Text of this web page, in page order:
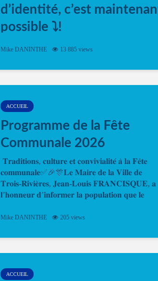
d’identité, c’est
possible ⤵️!
Désormais, il est possible de prendre rendez-
Mike DANINTHE 13 885 views
ACCUEIL
Programme de la Fête
Communale 2026
𝐓𝐫𝐚𝐝𝐢𝐭𝐢𝐨𝐧𝐬, 𝐜𝐮𝐥𝐭𝐮𝐫𝐞 𝐞𝐭 𝐜𝐨𝐧𝐯𝐢𝐯𝐢𝐚𝐥𝐢𝐭𝐞́ 𝐚̀ 𝐥𝐚 𝐅𝐞̂𝐭𝐞
𝐜𝐨𝐦𝐦𝐮𝐧𝐚𝐥𝐞✅🎉🎊𝐋𝐞 𝐌𝐚𝐢𝐫𝐞 𝐝𝐞 𝐥𝐚 𝐕𝐢𝐥𝐥𝐞 𝐝𝐞
𝐓𝐫𝐨𝐢𝐬-𝐑𝐢𝐯𝐢𝐞̀𝐫𝐞𝐬, 𝐉𝐞𝐚𝐧-𝐋𝐨𝐮𝐢𝐬 𝐅𝐑𝐀𝐍𝐂𝐈𝐒𝐐𝐔𝐄, 𝐚
𝐥’𝐡𝐨𝐧𝐧𝐞𝐮𝐫 𝐝’𝐢𝐧𝐟𝐨𝐫𝐦𝐞𝐫 𝐥𝐚 𝐩𝐨𝐩𝐮𝐥𝐚𝐭𝐢𝐨𝐧 𝐪𝐮𝐞 𝐥𝐞
Mike DANINTHE 205 views
ACCUEIL